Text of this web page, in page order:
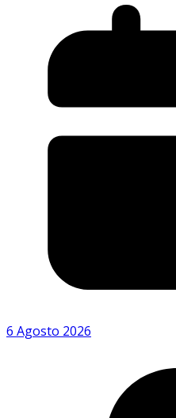
6 Agosto 2026